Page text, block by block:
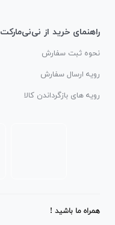
راهنمای خرید از نی‌نی‌مارکت
نحوه ثبت سفارش
رویه ارسال سفارش
رویه های بازگرداندن کالا
همراه ما باشید !